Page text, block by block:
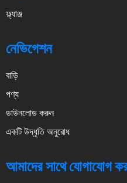
ফ্ল্যাঞ্জ
নেভিগেশন
বাড়ি
পণ্য
ডাউনলোড করুন
একটি উদ্ধৃতি অনুরোধ
আমাদের সাথে যোগাযোগ